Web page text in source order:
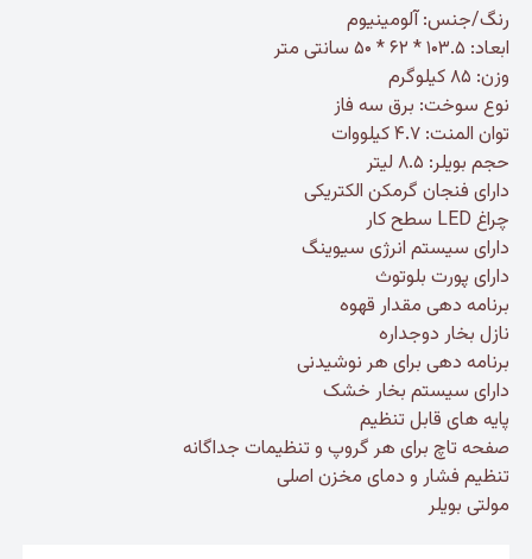
رنگ/جنس: آلومینیوم
ابعاد: ۱۰۳.۵ * ۶۲ * ۵۰ سانتی متر
وزن: ۸۵ کیلوگرم
نوع سوخت: برق سه فاز
توان المنت: ۴.۷ کیلووات
حجم بویلر: ۸.۵ لیتر
دارای فنجان گرمکن الکتریکی
چراغ LED سطح کار
دارای سیستم انرژی سیوینگ
دارای پورت بلوتوث
برنامه دهی مقدار قهوه
نازل بخار دوجداره
برنامه دهی برای هر نوشیدنی
دارای سیستم بخار خشک
پایه های قابل تنظیم
صفحه تاچ برای هر گروپ و تنظیمات جداگانه
تنظیم فشار و دمای مخزن اصلی
مولتی بویلر